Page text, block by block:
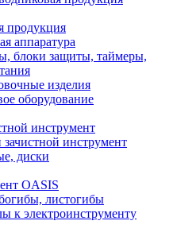
продукция
аппаратура
блоки защиты, таймеры,
изделия
оборудование
инструмент
инструмент
диски
OASIS
листогибы
к электроинструменту